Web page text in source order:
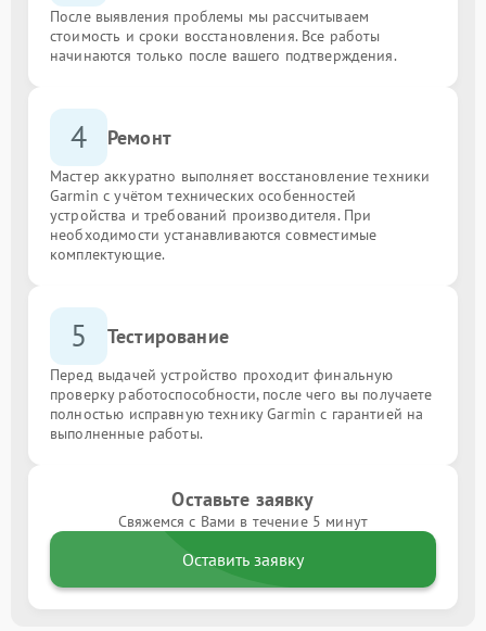
После выявления проблемы мы рассчитываем
стоимость и сроки восстановления. Все работы
начинаются только после вашего подтверждения.
4 Ремонт
Мастер аккуратно выполняет восстановление техники
Garmin с учётом технических особенностей
устройства и требований производителя. При
необходимости устанавливаются совместимые
комплектующие.
5 Тестирование
Перед выдачей устройство проходит финальную
проверку работоспособности, после чего вы получаете
полностью исправную технику Garmin с гарантией на
выполненные работы.
Оставьте заявку
Свяжемся с Вами в течение 5 минут
Оставить заявку